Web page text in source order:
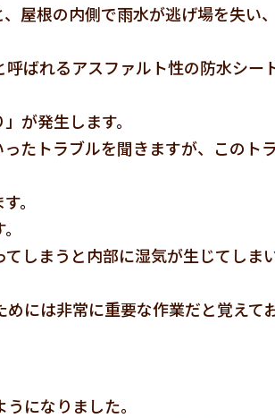
屋根の内側で雨水が逃げ場を失い
ばれるアスファルト性の防水シー
が発生します。
たトラブルを聞きますが、このト
。
しまうと内部に湿気が生じてしま
には非常に重要な作業だと覚えて
になりました。